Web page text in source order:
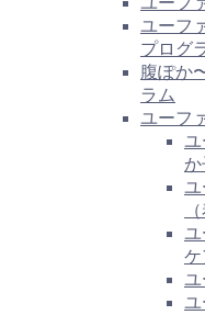
ユーフ
プログ
腹ぽか
ラム
ユーフ
ユ
か
ユ
ユ
ケ
ユ
ユ